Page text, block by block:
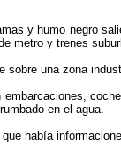
y humo negro
metro y trenes
sobre una zona
embarcaciones,
en el agua.
había